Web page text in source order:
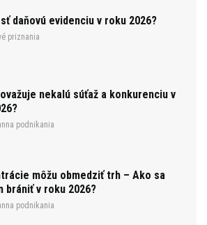
daňovú evidenciu v roku 2026?
priznania
nekalú súťaž a konkurenciu v
podnikania
môžu obmedziť trh – Ako sa
brániť v roku 2026?
podnikania